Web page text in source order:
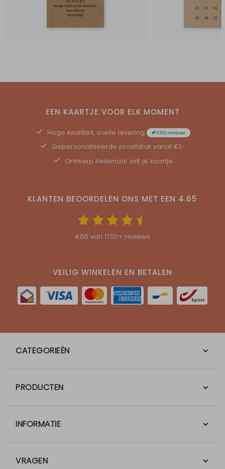
EEN KAARTJE VOOR ELK MOMENT
Hoge kwaliteit, snelle levering
Gepersonaliseerde proefdruk vanaf €1,-
Ontwerp helemaal zelf je kaartje
KLANTEN BEOORDELEN ONS MET EEN 4.65
4.65 van 1700+ reviews
VEILIG WINKELEN EN BETALEN
CATEGORIEËN
PRODUCTEN
INFORMATIE
VRAGEN